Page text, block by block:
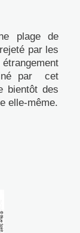
plage de
par les
par cet
bientôt des
elle-même.